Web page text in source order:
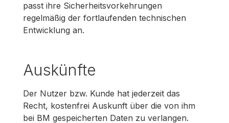
passt ihre Sicherheitsvorkehrungen
regelmäßig der fortlaufenden technischen
Entwicklung an.
Auskünfte
Der Nutzer bzw. Kunde hat jederzeit das
Recht, kostenfrei Auskunft über die von ihm
bei BM gespeicherten Daten zu verlangen.